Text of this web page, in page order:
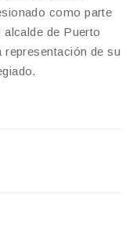
como parte
de Puerto
representación de su